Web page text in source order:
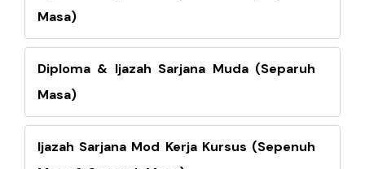
Masa)
Diploma & Ijazah Sarjana Muda (Separuh
Masa)
Ijazah Sarjana Mod Kerja Kursus (Sepenuh